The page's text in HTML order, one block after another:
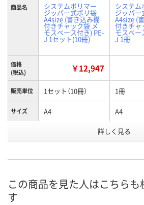
商品名 システムポリマー
ジッパー式ポリ袋
A4size (書き込み欄
付きチャック袋 メ
モスペース付き) PE-
J 1セット(10冊)
システム
ジッパー
A4size (
付きチャ
モスペー
J 1冊
価格
(税込)
￥12,947
販売単位 1セット（10冊） 1冊
サイズ A4 A4
EX61654
お届け日
ついてご連絡いたし
8月11日（
詳しく見る
この商品を見た人はこちら
す